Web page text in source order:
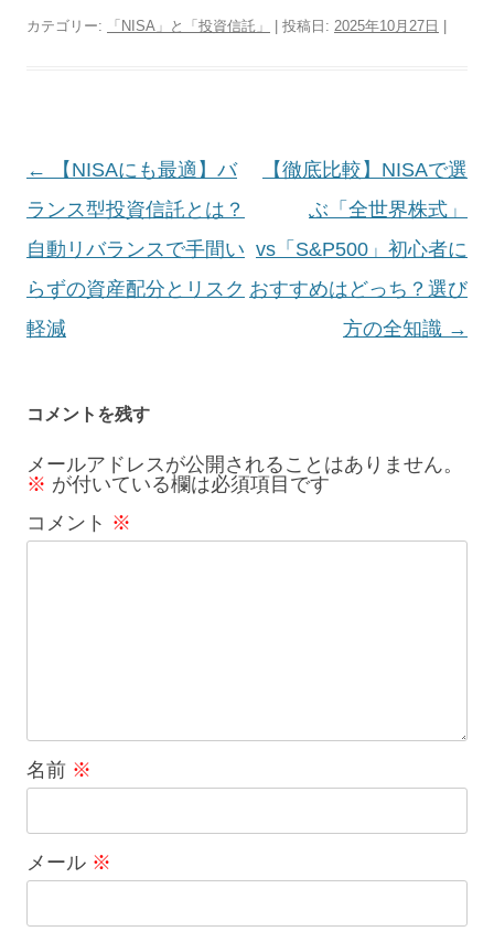
カテゴリー: 「NISA」と「投資信託」 | 投稿日: 2025年10月27日
投
稿
ナ
ビ
ゲ
シ
ン
←
【NISAにも最適】バ
ランス型投資信託とは？
自動リバランスで手間い
らずの資産配分とリスク
軽減
【徹底比較】NISAで選
ぶ「全世界株式」
vs「S&P500」初心者に
おすすめはどっち？選び
方の全知識 →
コメントを残す
メールアドレスが公開されることはありません。
※ が付いている欄は必須項目です
コメント ※
名前 ※
メール ※